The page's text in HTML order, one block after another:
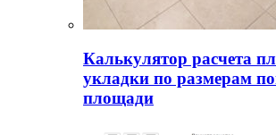
Калькулятор расчета
укладки по размерам
площади